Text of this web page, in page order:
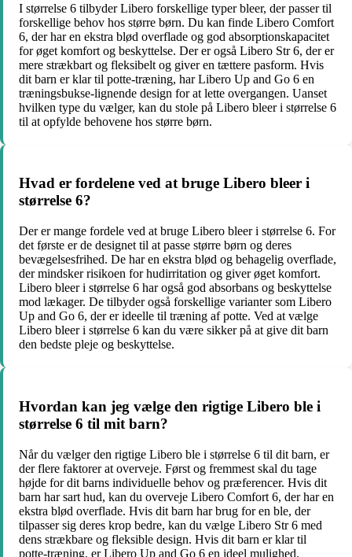
I størrelse 6 tilbyder Libero forskellige typer bleer, der passer til
forskellige behov hos større børn. Du kan finde Libero Comfort
6, der har en ekstra blød overflade og god absorptionskapacitet
for øget komfort og beskyttelse. Der er også Libero Str 6, der er
mere strækbart og fleksibelt og giver en tættere pasform. Hvis
dit barn er klar til potte-træning, har Libero Up and Go 6 en
træningsbukse-lignende design for at lette overgangen. Uanset
hvilken type du vælger, kan du stole på Libero bleer i størrelse 6
til at opfylde behovene hos større børn.
Hvad er fordelene ved at bruge Libero bleer i
størrelse 6?
Der er mange fordele ved at bruge Libero bleer i størrelse 6. For
det første er de designet til at passe større børn og deres
bevægelsesfrihed. De har en ekstra blød og behagelig overflade,
der mindsker risikoen for hudirritation og giver øget komfort.
Libero bleer i størrelse 6 har også god absorbans og beskyttelse
mod lækager. De tilbyder også forskellige varianter som Libero
Up and Go 6, der er ideelle til træning af potte. Ved at vælge
Libero bleer i størrelse 6 kan du være sikker på at give dit barn
den bedste pleje og beskyttelse.
Hvordan kan jeg vælge den rigtige Libero ble i
størrelse 6 til mit barn?
Når du vælger den rigtige Libero ble i størrelse 6 til dit barn, er
der flere faktorer at overveje. Først og fremmest skal du tage
højde for dit barns individuelle behov og præferencer. Hvis dit
barn har sart hud, kan du overveje Libero Comfort 6, der har en
ekstra blød overflade. Hvis dit barn har brug for en ble, der
tilpasser sig deres krop bedre, kan du vælge Libero Str 6 med
dens strækbare og fleksible design. Hvis dit barn er klar til
potte-træning, er Libero Up and Go 6 en ideel mulighed.